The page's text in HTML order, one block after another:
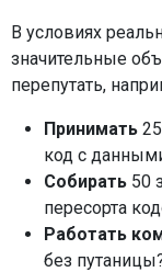
В условиях
значительные
перепутать,
Принимать
код с
Собирать 50
пересорта
Работать
без